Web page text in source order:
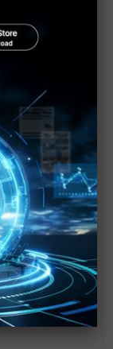
鳴
造產業跨域鐵
值鏈大放異
導體布局航太
軍用LEO技